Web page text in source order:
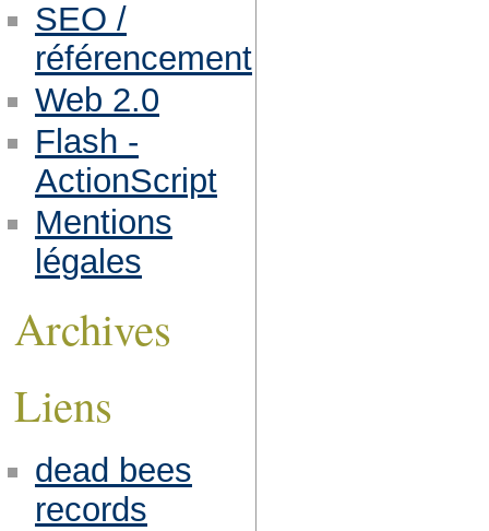
SEO /
référencement
Web 2.0
Flash -
ActionScript
Mentions
légales
Archives
Liens
dead bees
records